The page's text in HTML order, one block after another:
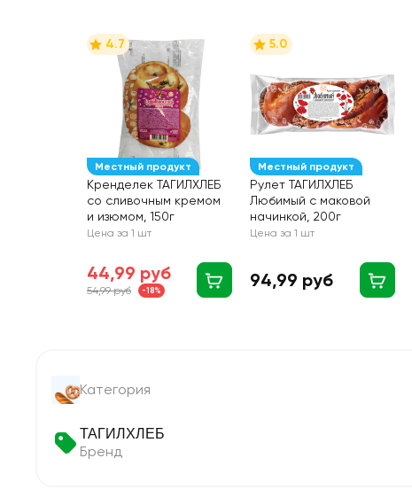
Категория
ТАГИЛХЛЕБ
Бренд
Местный продукт
4.7
Кренделек ТАГИЛХЛЕБ
со сливочным кремом
и изюмом, 150г
Цена за 1 шт
44,99 руб
54,99 руб -18%
Местный продукт
5.0
Рулет ТАГИЛХЛЕБ
Любимый с маковой
начинкой, 200г
Цена за 1 шт
94,99 руб